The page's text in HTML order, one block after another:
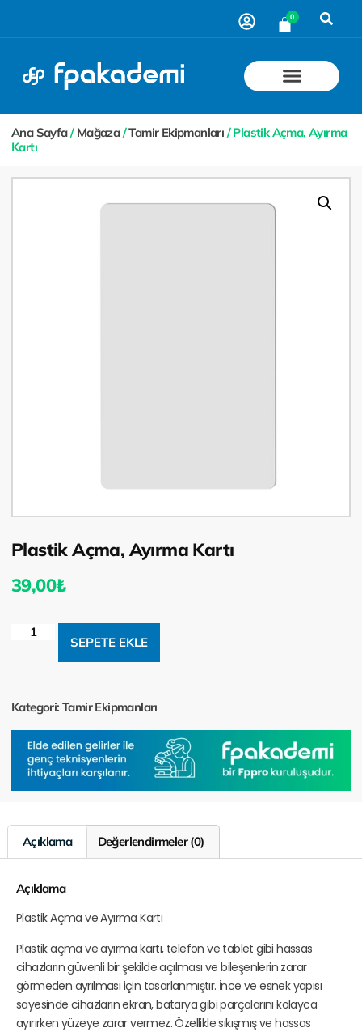
0
Ana Sayfa/ Mağaza/Tamir Ekipmanları / Plastik Açma, Ayırma
Kartı
Plastik Açma, Ayırma Kartı
39,00₺
SEPETE EKLE
Kategori:Tamir Ekipmanları
Açıklama Değerlendirmeler (0)
Açıklama
Plastik Açma ve Ayırma Kartı
Plastik açma ve ayırma kartı, telefon ve tablet gibi hassas
cihazların güvenli bir şekilde açılması ve bileşenlerin zarar
görmeden ayrılması için tasarlanmıştır. İnce ve esnek yapısı
sayesinde cihazların ekran, batarya gibi parçalarını kolayca
ayırırken yüzeye zarar vermez. Özellikle sıkışmış ve hassas